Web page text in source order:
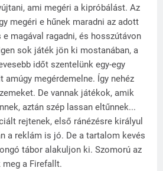
ami megéri a kipróbálást. Az
megéri e hűnek maradni az adott
magával ragadni, és hosszútávon
sok játék jön ki mostanában, a
időt szentelünk egy-egy
amúgy megérdemelne. Így nehéz
De vannak játékok, amik
aztán szép lassan eltűnnek...
rejtenek, első ránézésre királyul
a reklám is jó. De a tartalom kevés
tábor alakuljon ki. Szomorú az
a Firefallt.